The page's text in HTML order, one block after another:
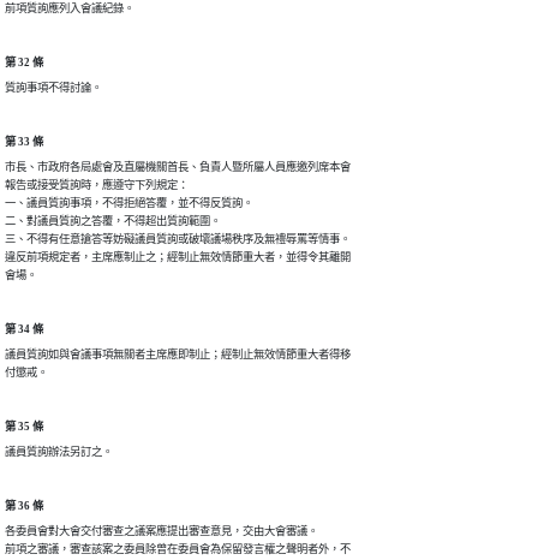
前項質詢應列入會議紀錄。
第 32 條
質詢事項不得討論。
第 33 條
市長、市政府各局處會及直屬機關首長、負責人暨所屬人員應邀列席本會
報告或接受質詢時，應遵守下列規定：
一、議員質詢事項，不得拒絕答覆，並不得反質詢。
二、對議員質詢之答覆，不得超出質詢範圍。
三、不得有任意搶答等妨礙議員質詢或破壞議場秩序及無禮辱罵等情事。
違反前項規定者，主席應制止之；經制止無效情節重大者，並得令其離開
會場。
第 34 條
議員質詢如與會議事項無關者主席應即制止；經制止無效情節重大者得移
付懲戒。
第 35 條
議員質詢辦法另訂之。
第 36 條
各委員會對大會交付審查之議案應提出審查意見，交由大會審議。
前項之審議，審查該案之委員除曾在委員會為保留發言權之聲明者外，不